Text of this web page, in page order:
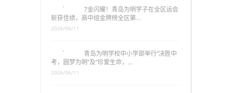
7金闪耀！青岛为明学子在全区运会
斩获佳绩，高中组金牌榜全区第…
2026/06/11
青岛为明学校中小学部举行“决胜中
考，圆梦为明”及“珍爱生命，…
2026/06/11